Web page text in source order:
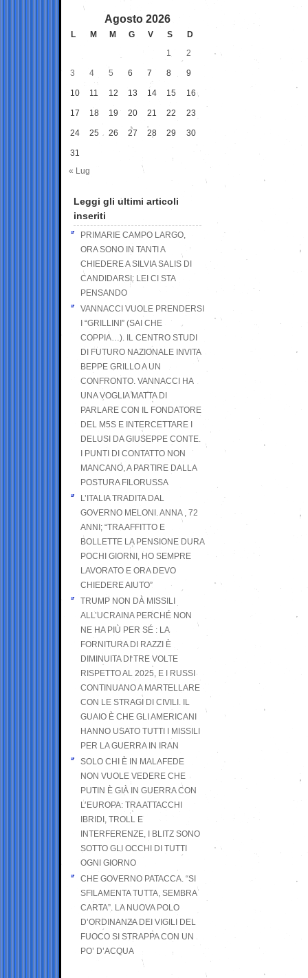
Agosto 2026
L M M G V S
D
1
2
3 4 5 6 7 8 9
10 11 12 13 14 15 16
17 18 19 20 21 22 23
24 25 26 27 28 29 30
31
« Lug
Leggi gli ultimi articoli
inseriti
PRIMARIE CAMPO LARGO,
ORA SONO IN TANTI A
CHIEDERE A SILVIA SALIS DI
CANDIDARSI: LEI CI STA
PENSANDO
VANNACCI VUOLE PRENDERSI
I “GRILLINI” (SAI CHE
COPPIA…). IL CENTRO STUDI
DI FUTURO NAZIONALE INVITA
BEPPE GRILLO A UN
CONFRONTO. VANNACCI HA
UNA VOGLIA MATTA DI
PARLARE CON IL FONDATORE
DEL M5S E INTERCETTARE I
DELUSI DA GIUSEPPE CONTE.
I PUNTI DI CONTATTO NON
MANCANO, A PARTIRE DALLA
POSTURA FILORUSSA
L’ITALIA TRADITA DAL
GOVERNO MELONI. ANNA , 72
ANNI; “TRA AFFITTO E
BOLLETTE LA PENSIONE DURA
POCHI GIORNI, HO SEMPRE
LAVORATO E ORA DEVO
CHIEDERE AIUTO”
TRUMP NON DÀ MISSILI
ALL’UCRAINA PERCHÉ NON
NE HA PIÙ PER SÉ : LA
FORNITURA DI RAZZI È
DIMINUITA DI TRE VOLTE
RISPETTO AL 2025, E I RUSSI
CONTINUANO A MARTELLARE
CON LE STRAGI DI CIVILI. IL
GUAIO È CHE GLI AMERICANI
HANNO USATO TUTTI I MISSILI
PER LA GUERRA IN IRAN
SOLO CHI È IN MALAFEDE
NON VUOLE VEDERE CHE
PUTIN È GIÀ IN GUERRA CON
L’EUROPA: TRA ATTACCHI
IBRIDI, TROLL E
INTERFERENZE, I BLITZ SONO
SOTTO GLI OCCHI DI TUTTI
OGNI GIORNO
CHE GOVERNO PATACCA. “SI
SFILAMENTA TUTTA, SEMBRA
CARTA”. LA NUOVA POLO
D’ORDINANZA DEI VIGILI DEL
FUOCO SI STRAPPA CON UN
PO’ D’ACQUA